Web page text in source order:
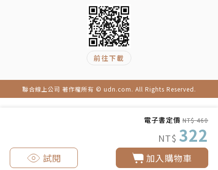
電子書定價 NT$ 460
NT$ 322
加入購物車
試閱
前往下載
聯合線上公司 著作權所有 © udn.com. All Rights Reserved.